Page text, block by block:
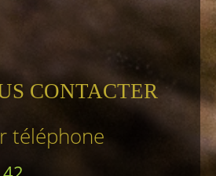
CONTACTER
téléphone